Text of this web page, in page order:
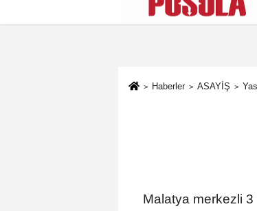
Künye İletişim Gizlilik
Haberler ASAYİŞ
Malatya merkezli